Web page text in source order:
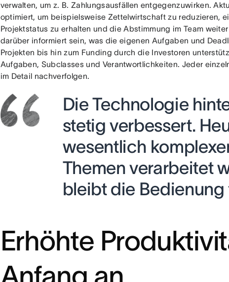
verwalten, um z. B. Zahlungsausfällen entgegenzuwirken.
optimiert, um beispielsweise Zettelwirtschaft zu reduzieren,
Projektstatus zu erhalten und die Abstimmung im Team
darüber informiert sein, was die eigenen Aufgaben und
Projekten bis hin zum Funding durch die Investoren
Aufgaben, Subclasses und Verantwortlichkeiten. Jeder
im Detail nachverfolgen.
Die Technologie
stetig verbessert.
wesentlich
Themen verarbeitet
bleibt die Bedienung
Erhöhte
Anfang an